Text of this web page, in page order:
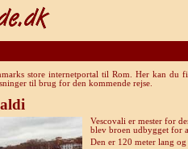
store internetportal til Rom. Her kan du
til brug for den kommende rejse.
Vescovali er mester for
blev broen udbygget for
Den er 120 meter lang